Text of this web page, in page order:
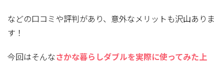
などの口コミや評判があり、意外なメリットも沢山ありま
す！
今回はそんなさかな暮らしダブルを実際に使ってみた上